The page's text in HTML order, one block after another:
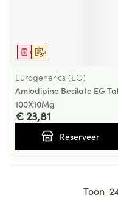
Op voorschrift
Geneesmiddel
Eurogenerics (EG)
Amlodipine Besilate EG
100X10Mg
€ 23,81
Reserveer
Toon